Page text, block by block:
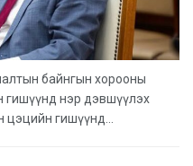
байнгын хорооны
гишүүнд нэр дэвшүүлэх
цэцийн гишүүнд...